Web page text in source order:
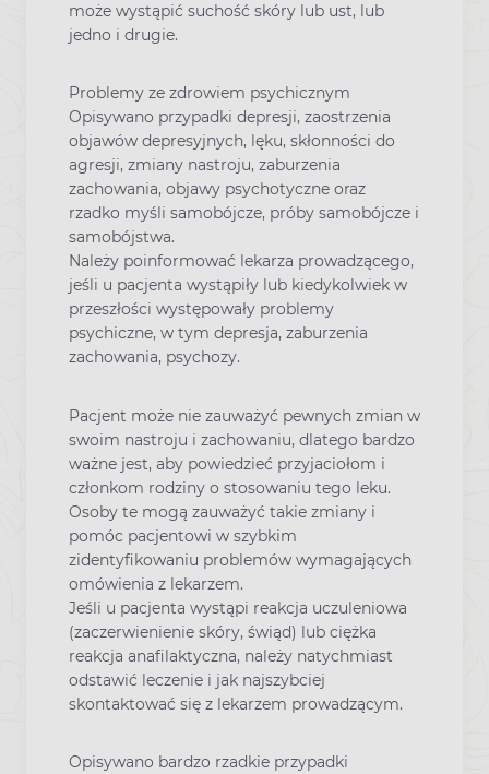
może wystąpić suchość skóry lub ust, lub
jedno i drugie.
Problemy ze zdrowiem psychicznym
Opisywano przypadki depresji, zaostrzenia
objawów depresyjnych, lęku, skłonności do
agresji, zmiany nastroju, zaburzenia
zachowania, objawy psychotyczne oraz
rzadko myśli samobójcze, próby samobójcze i
samobójstwa.
Należy poinformować lekarza prowadzącego,
jeśli u pacjenta wystąpiły lub kiedykolwiek w
przeszłości występowały problemy
psychiczne, w tym depresja, zaburzenia
zachowania, psychozy.
Pacjent może nie zauważyć pewnych zmian w
swoim nastroju i zachowaniu, dlatego bardzo
ważne jest, aby powiedzieć przyjaciołom i
członkom rodziny o stosowaniu tego leku.
Osoby te mogą zauważyć takie zmiany i
pomóc pacjentowi w szybkim
zidentyfikowaniu problemów wymagających
omówienia z lekarzem.
Jeśli u pacjenta wystąpi reakcja uczuleniowa
(zaczerwienienie skóry, świąd) lub ciężka
reakcja anafilaktyczna, należy natychmiast
odstawić leczenie i jak najszybciej
skontaktować się z lekarzem prowadzącym.
Opisywano bardzo rzadkie przypadki